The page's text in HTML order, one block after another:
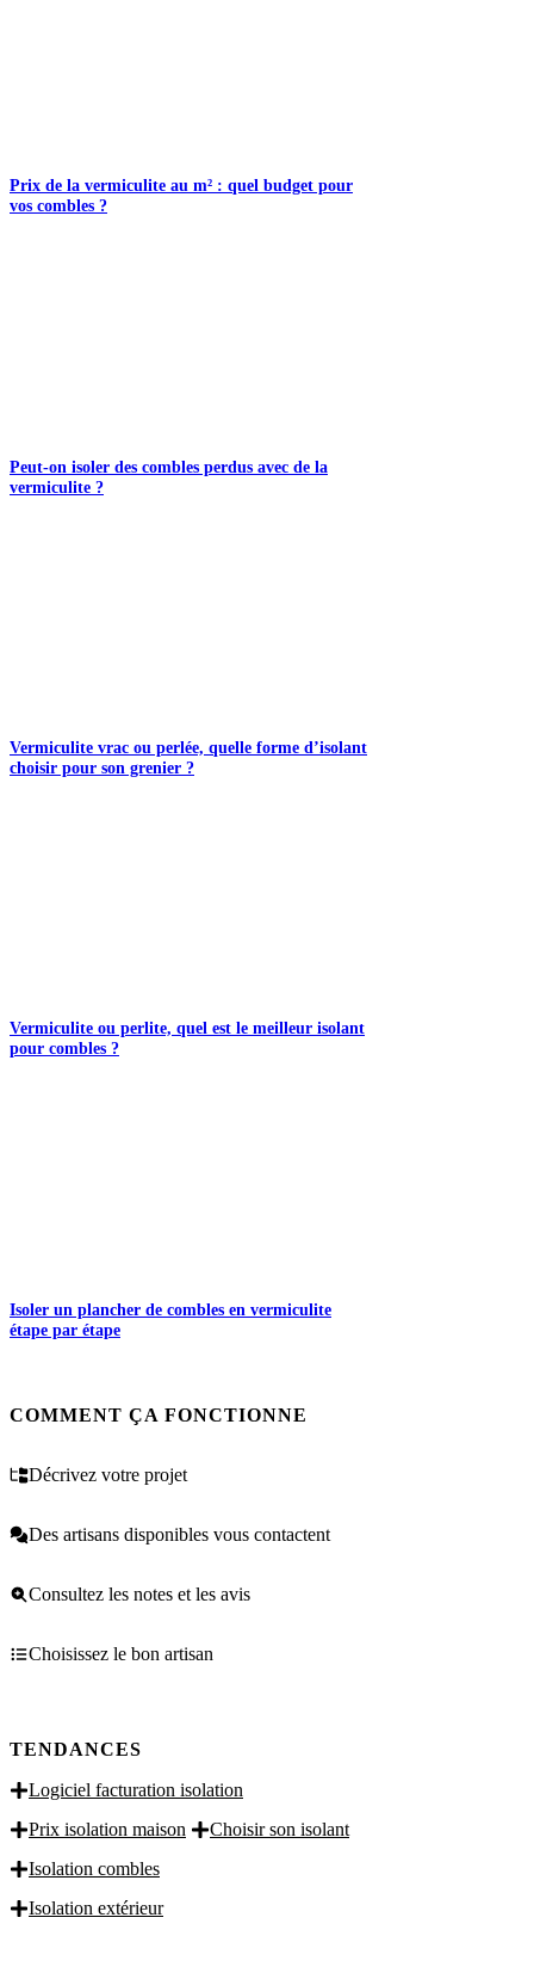
Prix de la vermiculite au m² : quel budget pour
vos combles ?
Peut-on isoler des combles perdus avec de la
vermiculite ?
Vermiculite vrac ou perlée, quelle forme d’isolant
choisir pour son grenier ?
Vermiculite ou perlite, quel est le meilleur isolant
pour combles ?
Isoler un plancher de combles en vermiculite
étape par étape
COMMENT ÇA FONCTIONNE
Décrivez votre projet
Des artisans disponibles vous contactent
Consultez les notes et les avis
Choisissez le bon artisan
TENDANCES
Logiciel facturation isolation
Prix isolation maison
Choisir son isolant
Isolation combles
Isolation extérieur